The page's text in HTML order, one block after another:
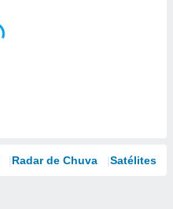
Radar de Chuva Satélites